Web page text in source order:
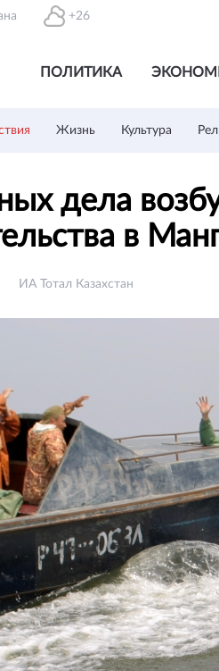
+26
ПОЛИТИКА
Жизнь Культура
дела
в
ИА Тотал Казахстан